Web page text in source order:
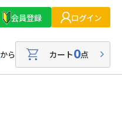
会員登録 ログイン
から カート0点